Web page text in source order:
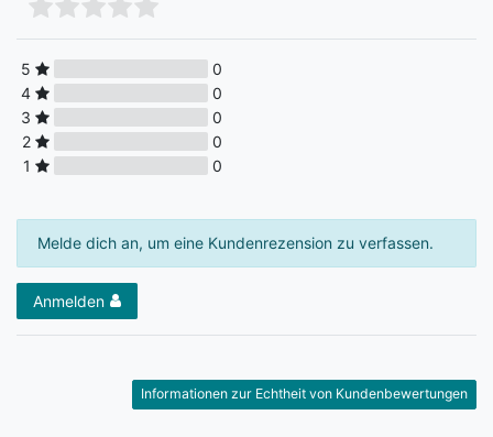
5
0
4
0
3
0
2
0
1
0
Melde dich an, um eine Kundenrezension zu verfassen.
Anmelden
Informationen zur Echtheit von Kundenbewertungen